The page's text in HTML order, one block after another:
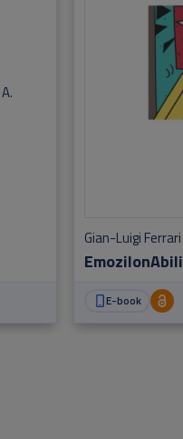
EmoziIonAbili
Gian-Luigi Ferrari
E-book